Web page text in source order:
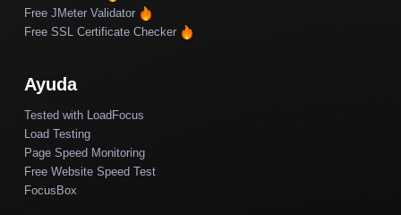
Free JMeter Validator
Free SSL Certificate Checker
Ayuda
Tested with LoadFocus
Load Testing
Page Speed Monitoring
Free Website Speed Test
FocusBox